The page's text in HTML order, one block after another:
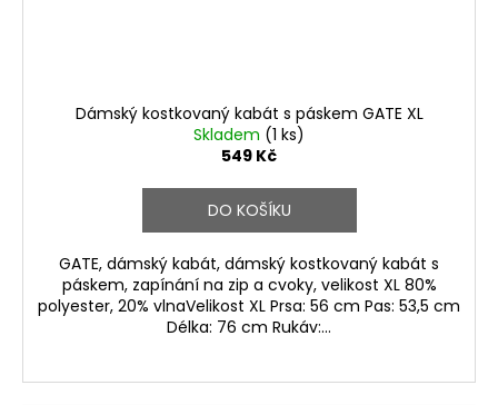
Dámský kostkovaný kabát s páskem GATE XL
Skladem (1 ks)
549 Kč
DO KOŠÍKU
GATE, dámský kabát, dámský kostkovaný kabát s
páskem, zapínání na zip a cvoky, velikost XL 80%
polyester, 20% vlnaVelikost XL Prsa: 56 cm Pas: 53,5 cm
Délka: 76 cm Rukáv:...